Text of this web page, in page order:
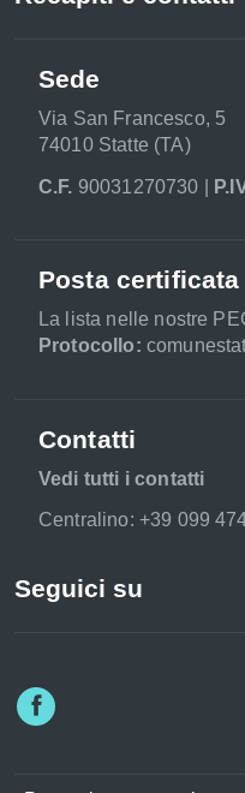
Sede
Via San Francesco, 5
74010 Statte (TA)
C.F. 90031270730 |
Posta certificata
La lista nelle nostre
Protocollo:
Contatti
Vedi tutti i contatti
Centralino: +39 099
Seguici su